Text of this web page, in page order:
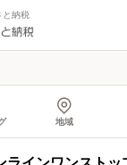
と納税
地域